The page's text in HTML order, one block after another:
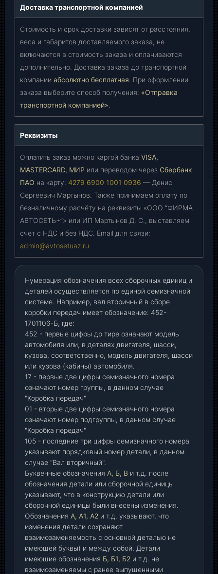
Доставка транспортной компанией
Стоимость и срок доставки зависят от расстояния,
веса и габаритов доставляемого заказа, не
включаются в стоимость заказа и оплачиваются
дополнительно. Доставка заказа до транспортной
компании абсолютно бесплатная. При оформлении
заказа выберите способ получения: «Отправка
транспортной компанией».
Реквизиты
Оплатить заказ можно картой банка VISA,
MASTERCARD, МИР или переводом через Сбербанк
ПАО на карту: 4279 6900 1001 0936 — Денис
Сергеевич Мартынов. Также принимаем оплату по
безналичному расчёту на реквизиты «ООО “ФИРМА
АВТОСЕТЬ+”» или ИП Мартынов Д. С., выставляем
счёт с НДС и без НДС. Email для связи:
admin@avtosetuaz.ru
Нумерация обозначения всех сборочных единиц и
деталей осуществляется по единой семизначной
системе. Например, вал вторичный в сборе
коробки передач имеет обозначение: 452-
1701106-Б, где:
452 - первые цифры до тире означают модель
автомобиля или, в деталях двигателя, шасси,
кузова, соответственно, модель двигателя, шасси
или кузова (кабины) автомобиля.
17 - первые две цифры семизначного номера
означают номер группы, в данном случае
"Коробка передач"
01 - вторые две цифры семизначного номера
означают номер подгруппы, в данном случае
"Коробка передач"
105 - последние три цифры семизначного номера
указывают порядковый номер детали, в данном
случае "Вал вторичный".
Буквенные обозначения А, Б, В и т.д. после
обозначения детали или сборочной единицы
указывают, что в конструкцию детали или
сборочной единицы были внесены изменения.
Обозначения А, А1, А2 и т.д. указывают, что
изменения детали сохраняют
взаимозаменяемость с основной деталью не
имеющей буквы) и между собой. Детали
имеющие обозначения Б, Б1, Б2 и т.д. не
взаимозаменяемы с ранее выпущенными